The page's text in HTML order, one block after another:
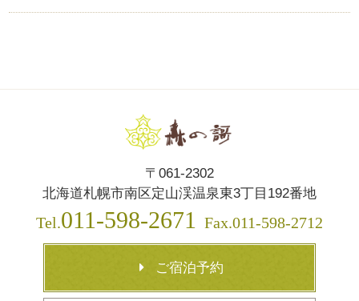
〒061-2302
北海道札幌市南区定山渓温泉東3丁目192番地
Tel.011-598-2671 Fax.011-598-2712
ご宿泊予約